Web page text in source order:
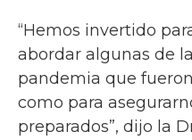
“Hemos invertido
abordar algunas de
pandemia que
como para
preparados”, dijo la